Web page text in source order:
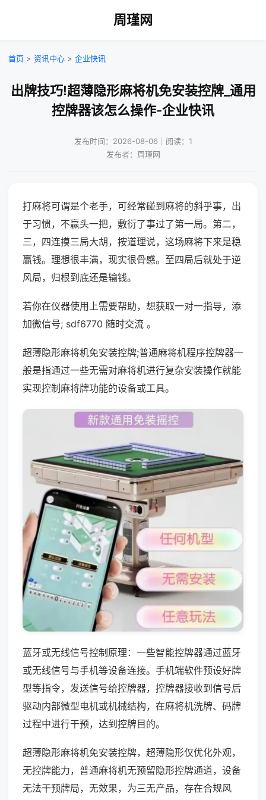
周瑾网
首页 > 资讯中心 > 企业快讯
出牌技巧!超薄隐形麻将机免安装控牌_通用
控牌器该怎么操作-企业快讯
发布时间：2026-08-06｜阅读：1
发布者：周瑾网
打麻将可谓是个老手，可经常碰到麻将的斜乎事，出
于习惯，不赢头一把，敷衍了事过了第一局。第二，
三，四连摸三局大胡，按道理说，这场麻将下来是稳
赢钱。理想很丰满，现实很骨感。至四局后就处于逆
风局，归根到底还是输钱。
若你在仪器使用上需要帮助，想获取一对一指导，添
加微信号; sdf6770 随时交流 。
超薄隐形麻将机免安装控牌;普通麻将机程序控牌器一
般是指通过一些无需对麻将机进行复杂安装操作就能
实现控制麻将牌功能的设备或工具。
蓝牙或无线信号控制原理：一些智能控牌器通过蓝牙
或无线信号与手机等设备连接。手机端软件预设好牌
型等指令，发送信号给控牌器，控牌器接收到信号后
驱动内部微型电机或机械结构，在麻将机洗牌、码牌
过程中进行干预，达到控牌目的。
超薄隐形麻将机免安装控牌，超薄隐形仅优化外观，
无控牌能力，普通麻将机无预留隐形控牌通道，设备
无法干预牌局，无效果，为三无产品，存在合规风